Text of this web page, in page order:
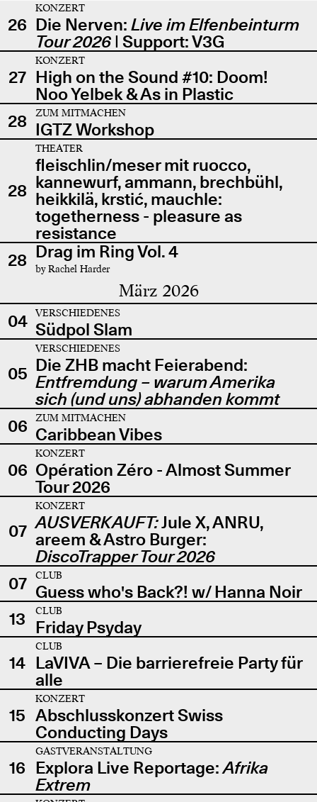
26
KONZERT
Die Nerven: Live im Elfenbeinturm
Tour 2026| Support: V3G
27
KONZERT
High on the Sound #10: Doom!
Noo Yelbek & As in Plastic
28
ZUM MITMACHEN
IGTZ Workshop
28
THEATER
fleischlin/meser mit ruocco,
kannewurf, ammann, brechbühl,
heikkilä, krstić, mauchle:
togetherness - pleasure as
resistance
28 Drag im Ring Vol. 4
by Rachel Harder
März 2026
04 VERSCHIEDENES
Südpol Slam
05
VERSCHIEDENES
Die ZHB macht Feierabend:
Entfremdung – warum Amerika
sich (und uns) abhanden kommt
06
ZUM MITMACHEN
Caribbean Vibes
06
KONZERT
Opération Zéro - Almost Summer
Tour 2026
07
KONZERT
AUSVERKAUFT:Jule X, ANRU,
areem & Astro Burger:
DiscoTrapper Tour 2026
07
CLUB
Guess who's Back?! w/ Hanna Noir
13
CLUB
Friday Psyday
14
CLUB
LaVIVA – Die barrierefreie Party für
alle
15
KONZERT
Abschlusskonzert Swiss
Conducting Days
16
GASTVERANSTALTUNG
Explora Live Reportage:Afrika
Extrem